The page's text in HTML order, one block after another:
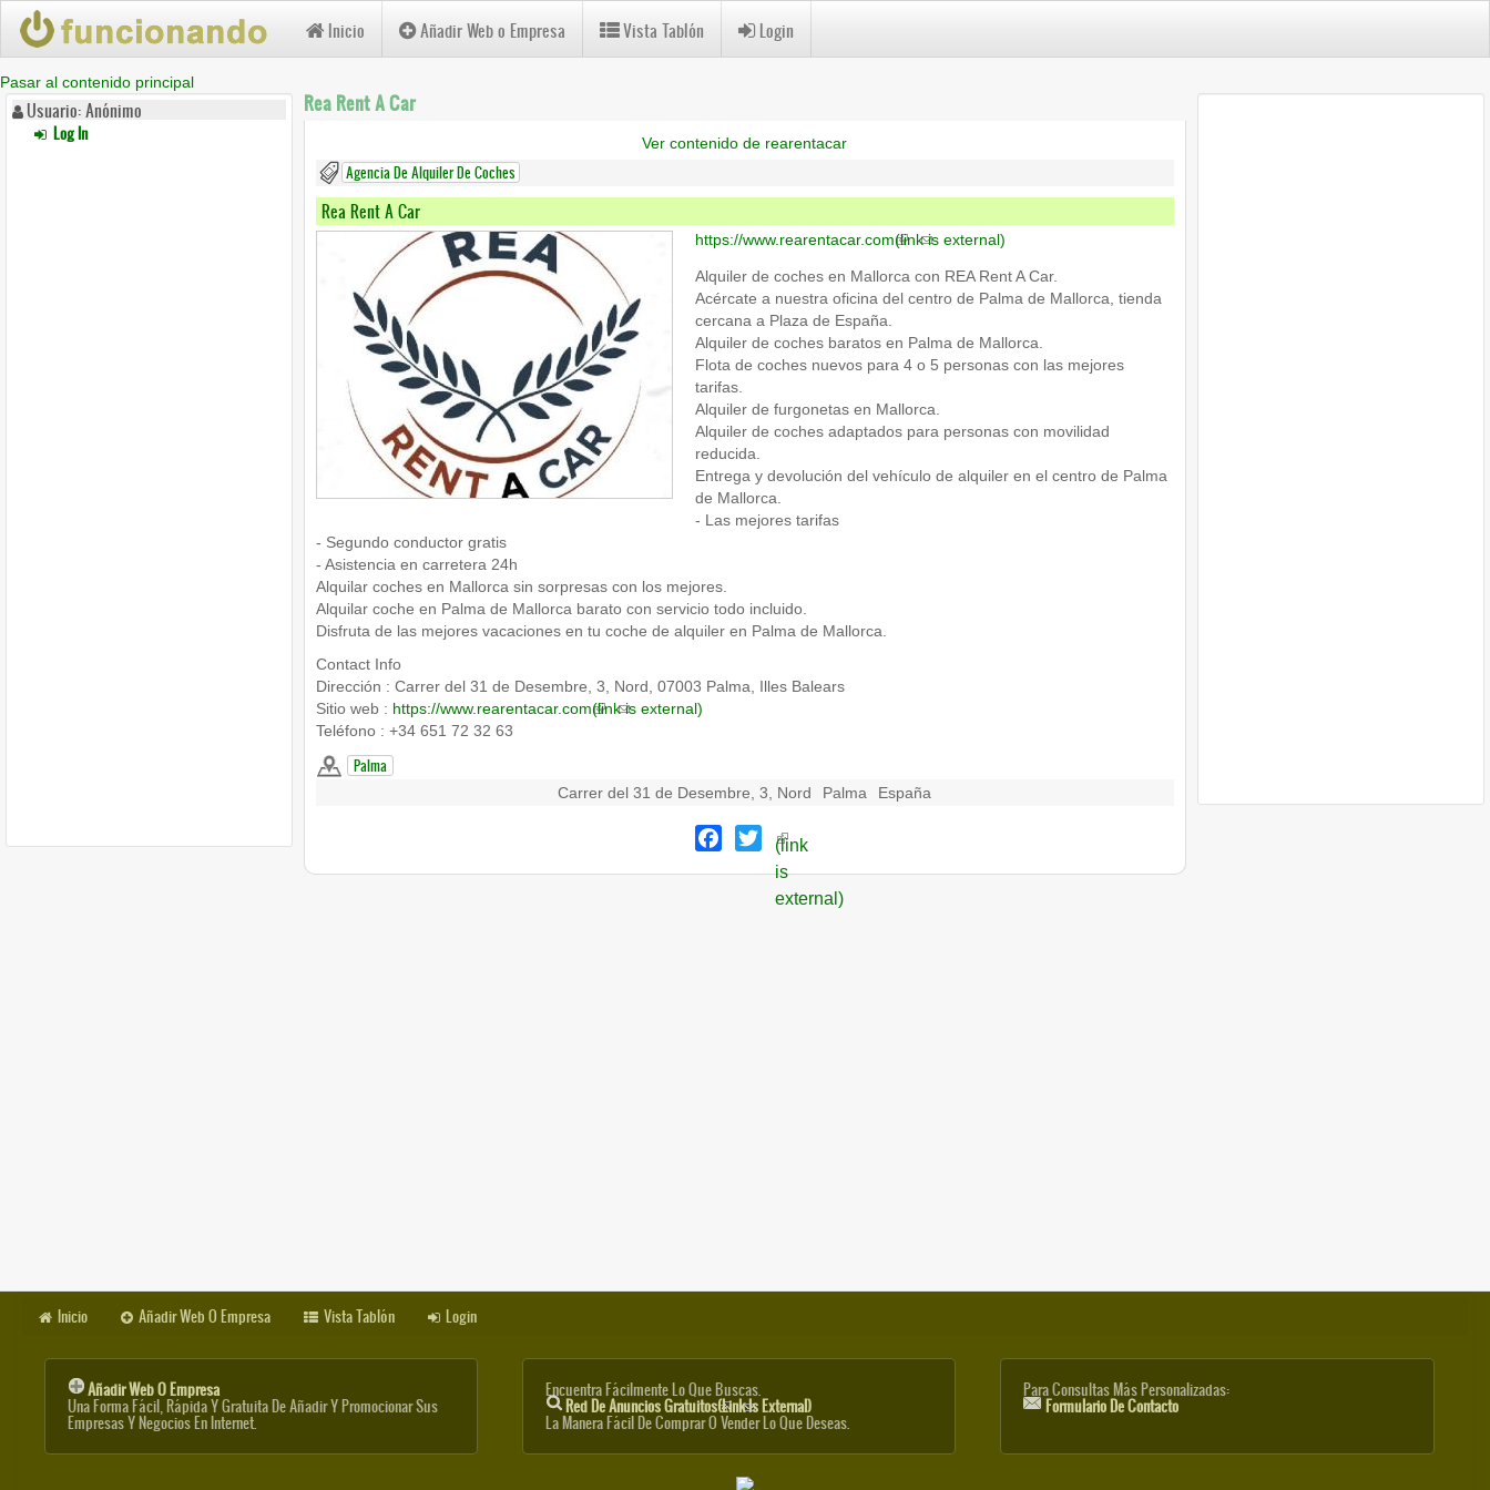
Pasar al contenido principal
Inicio Añadir Web o Empresa Vista Tablón Login
Usuario: Anónimo
Log In
Rea Rent A Car
Ver contenido de rearentacar
Agencia De Alquiler De Coches
Rea Rent A Car
https://www.rearentacar.com(link is external)
Alquiler de coches en Mallorca con REA Rent A Car.
Acércate a nuestra oficina del centro de Palma de Mallorca, tienda
cercana a Plaza de España.
Alquiler de coches baratos en Palma de Mallorca.
Flota de coches nuevos para 4 o 5 personas con las mejores
tarifas.
Alquiler de furgonetas en Mallorca.
Alquiler de coches adaptados para personas con movilidad
reducida.
Entrega y devolución del vehículo de alquiler en el centro de Palma
de Mallorca.
- Las mejores tarifas
- Segundo conductor gratis
- Asistencia en carretera 24h
Alquilar coches en Mallorca sin sorpresas con los mejores.
Alquilar coche en Palma de Mallorca barato con servicio todo incluido.
Disfruta de las mejores vacaciones en tu coche de alquiler en Palma de Mallorca.
Contact Info
Dirección : Carrer del 31 de Desembre, 3, Nord, 07003 Palma, Illes Balears
Sitio web : https://www.rearentacar.com(link is external)
Teléfono : +34 651 72 32 63
Palma
Carrer del 31 de Desembre, 3, Nord Palma España
Facebook
Twitter
(link
is
external)
Inicio Añadir Web O Empresa Vista Tablón Login
Añadir Web O Empresa
Una Forma Fácil, Rápida Y Gratuita De Añadir Y Promocionar Sus
Empresas Y Negocios En Internet.
Encuentra Fácilmente Lo Que Buscas.
Red De Anuncios Gratuitos(link Is External)
La Manera Fácil De Comprar O Vender Lo Que Deseas.
Para Consultas Más Personalizadas:
Formulario De Contacto